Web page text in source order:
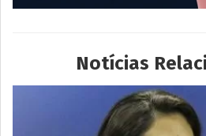
Notícias